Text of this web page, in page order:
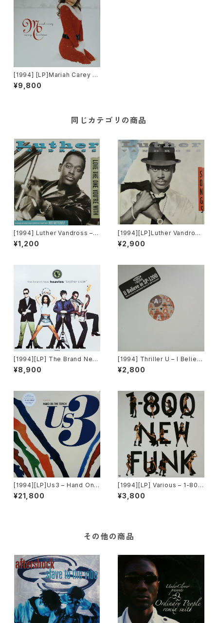
[1994] [LP]Mariah Carey –
Merry Christmas [Columbi
a]
¥9,800
同じカテゴリの商品
[1994] Luther Vandross – L
ove The One You're With
[Epic, LV Records]
¥1,200
[1994][LP]Luther Vandross
– Songs [Epic, LV Records]
¥2,900
[1994][LP] The Brand New
Heavies – Brother Sister [F
FRR][2枚組]
¥8,900
[1994] Thriller U – I Believ
e [Roux]
¥2,800
[1994][LP]Us3 – Hand On
The Torch [Blue Note][限定
盤][2枚組]
¥21,800
[1994][LP] Various – 1-800
-New-Funk [NPG Records]
¥3,800
その他の商品